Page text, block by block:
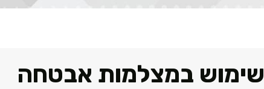
שימוש במצלמות אבטחה